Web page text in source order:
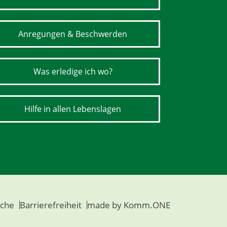
Anregungen & Beschwerden
Was erledige ich wo?
Hilfe in allen Lebenslagen
Barrierefreiheit made by Komm.ONE